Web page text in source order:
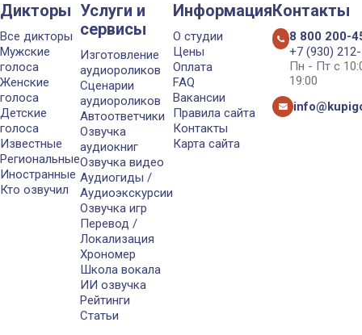
Дикторы
Все дикторы
Мужские
голоса
Женские
голоса
Детские
голоса
Известные
Региональные
Иностранные
Кто озвучил
Услуги и
сервисы
Изготовление
аудиороликов
Сценарии
аудиороликов
Автоответчики
Озвучка
аудиокниг
Озвучка видео
Аудиогиды /
Аудиоэкскурсии
Озвучка игр
Перевод /
Локализация
Хрономер
Школа вокала
ИИ озвучка
Рейтинги
Статьи
Информация
О студии
Цены
Оплата
FAQ
Вакансии
Правила сайта
Контакты
Карта сайта
Контакты
8 800 200-
+7 (930)
Пн - Пт с
19:00